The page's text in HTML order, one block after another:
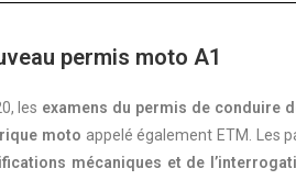
permis moto A1
les examens du permis de conduire
moto appelé également ETM. Les
mécaniques et de